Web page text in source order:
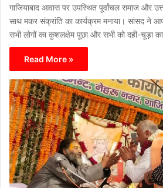
गाजियाबाद आवास पर उपस्थित पूर्वांचल समाज और
साथ मकर संक्रांति का कार्यक्रम मनाया। सांसद ने
सभी लोगों का कुशलक्षेम पूछा और सभी को दही-चूड़ा
Read More »